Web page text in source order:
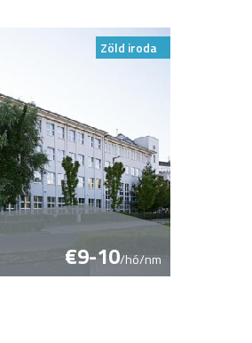
Zöld iroda
€9-10/hó/nm